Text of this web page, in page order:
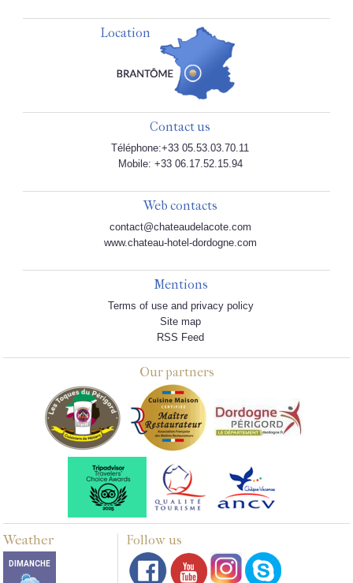
Location
Contact us
Téléphone:+33 05.53.03.70.11
Mobile: +33 06.17.52.15.94
Web contacts
contact@chateaudelacote.com
www.chateau-hotel-dordogne.com
Mentions
Terms of use and privacy policy
Site map
RSS Feed
Our partners
Weather Follow us